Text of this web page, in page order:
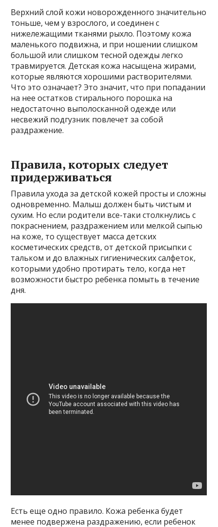
Верхний слой кожи новорожденного значительно
тоньше, чем у взрослого, и соединен с
нижележащими тканями рыхло. Поэтому кожа
маленького подвижна, и при ношении слишком
большой или слишком тесной одежды легко
травмируется. Детская кожа насыщена жирами,
которые являются хорошими растворителями.
Что это означает? Это значит, что при попадании
на нее остатков стирального порошка на
недостаточно выполосканной одежде или
несвежий подгузник повлечет за собой
раздражение.
Правила, которых следует
придерживаться
Правила ухода за детской кожей просты и сложны
одновременно. Малыш должен быть чистым и
сухим. Но если родители все-таки столкнулись с
покраснением, раздражением или мелкой сыпью
на коже, то существует масса детских
косметических средств, от детской присыпки с
тальком и до влажных гигиенических салфеток,
которыми удобно протирать тело, когда нет
возможности быстро ребенка помыть в течение
дня.
Есть еще одно правило. Кожа ребенка будет
менее подвержена раздражению, если ребенок